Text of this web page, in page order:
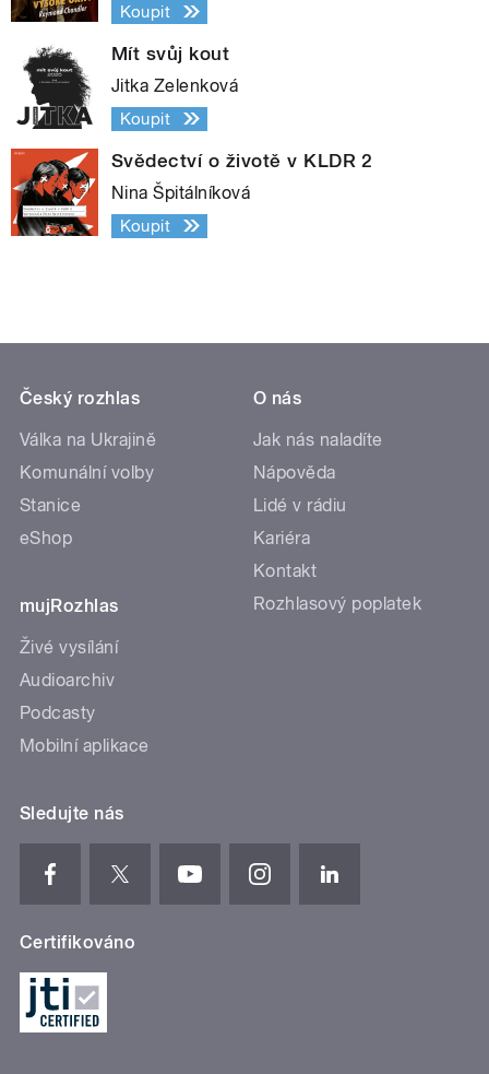
Koupit
Mít svůj kout
Jitka Zelenková
Koupit
Svědectví o životě v KLDR 2
Nina Špitálníková
Koupit
Český rozhlas
Válka na Ukrajině
Komunální volby
Stanice
eShop
mujRozhlas
Živé vysílání
Audioarchiv
Podcasty
Mobilní aplikace
O nás
Jak nás naladíte
Nápověda
Lidé v rádiu
Kariéra
Kontakt
Rozhlasový poplatek
Sledujte nás
Certifikováno